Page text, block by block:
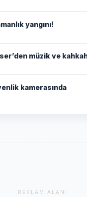
yangını!
müzik ve
kamerasında
REKLAM ALANI